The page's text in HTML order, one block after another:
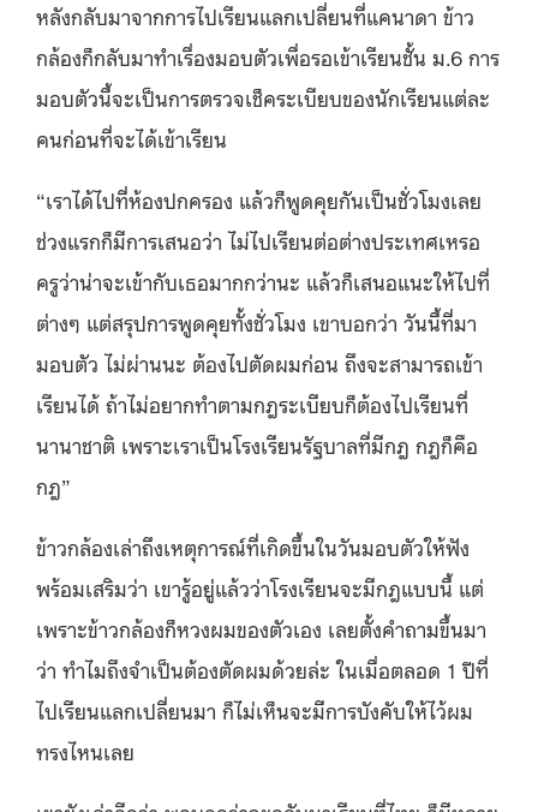
หลังกลับมาจากการไปเรียนแลกเปลี่ยนที่แคนาดา ข้าว
กล้องก็กลับมาทำเรื่องมอบตัวเพื่อรอเข้าเรียนชั้น ม.6 การ
มอบตัวนี้จะเป็นการตรวจเช็คระเบียบของนักเรียนแต่ละ
คนก่อนที่จะได้เข้าเรียน
“เราได้ไปที่ห้องปกครอง แล้วก็พูดคุยกันเป็นชั่วโมงเลย
ช่วงแรกก็มีการเสนอว่า ไม่ไปเรียนต่อต่างประเทศเหรอ
ครูว่าน่าจะเข้ากับเธอมากกว่านะ แล้วก็เสนอแนะให้ไปที่
ต่างๆ แต่สรุปการพูดคุยทั้งชั่วโมง เขาบอกว่า วันนี้ที่มา
มอบตัว ไม่ผ่านนะ ต้องไปตัดผมก่อน ถึงจะสามารถเข้า
เรียนได้ ถ้าไม่อยากทำตามกฎระเบียบก็ต้องไปเรียนที่
นานาชาติ เพราะเราเป็นโรงเรียนรัฐบาลที่มีกฎ กฎก็คือ
กฎ”
ข้าวกล้องเล่าถึงเหตุการณ์ที่เกิดขึ้นในวันมอบตัวให้ฟัง
พร้อมเสริมว่า เขารู้อยู่แล้วว่าโรงเรียนจะมีกฎแบบนี้ แต่
เพราะข้าวกล้องก็หวงผมของตัวเอง เลยตั้งคำถามขึ้นมา
ว่า ทำไมถึงจำเป็นต้องตัดผมด้วยล่ะ ในเมื่อตลอด 1 ปีที่
ไปเรียนแลกเปลี่ยนมา ก็ไม่เห็นจะมีการบังคับให้ไว้ผม
ทรงไหนเลย